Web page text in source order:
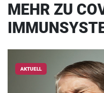
MEHR ZU
AKTUELL